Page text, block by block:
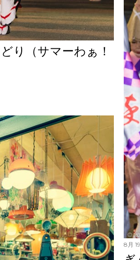
り（サマーわぁ！
8月